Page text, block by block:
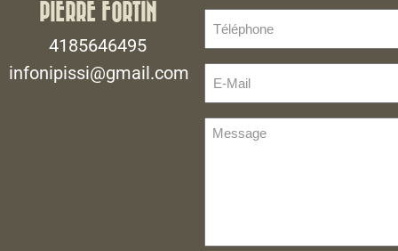
PIERRE FORTIN
4185646495
infonipissi@gmail.com
(Nécessaire)
Mail
Message